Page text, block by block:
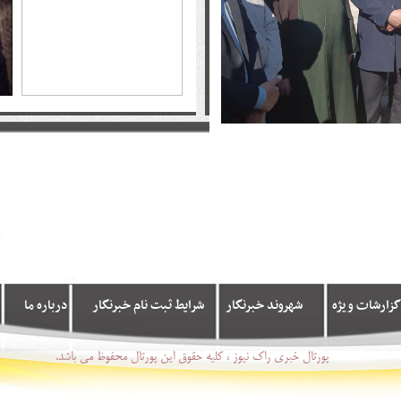
گزارشات ویژه شهروند خبرنگار شرایط ثبت نام خبرنگار درباره ما
پورتال خبری راک نیوز ، کلیه حقوق این پورتال محفوظ می باشد.